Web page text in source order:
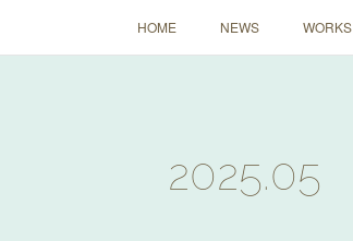
HOME NEWS WORKS
2025.05